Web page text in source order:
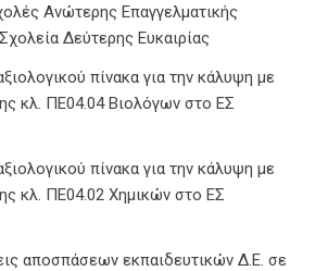
Ανώτερης Επαγγελματικής
Δεύτερης Ευκαιρίας
πίνακα για την κάλυψη με
κλ. ΠΕ04.04 Βιολόγων στο ΕΣ
πίνακα για την κάλυψη με
κλ. ΠΕ04.02 Χημικών στο ΕΣ
αποσπάσεων εκπαιδευτικών Δ.Ε. σε